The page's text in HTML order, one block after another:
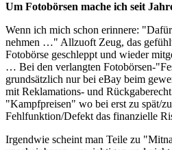
Um Fotobörsen mache ich seit
Wenn ich mich schon erinnere:
nehmen …" Allzuoft Zeug, das
Fotobörse geschleppt und wieder
… Bei den verlangten Fotobörsen-
grundsätzlich nur bei eBay beim
mit Reklamations- und
"Kampfpreisen" wo bei erst zu spät/
Fehlfunktion/Defekt das finanzielle
Irgendwie scheint man Teile zu